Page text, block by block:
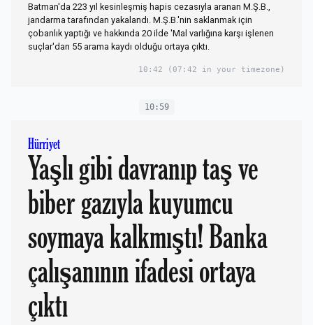
Batman'da 223 yıl kesinleşmiş hapis cezasıyla aranan M.Ş.B.,
jandarma tarafından yakalandı. M.Ş.B.'nin saklanmak için
çobanlık yaptığı ve hakkında 20 ilde 'Mal varlığına karşı işlenen
suçlar'dan 55 arama kaydı olduğu ortaya çıktı.
10:42 (07:42 in your timezone)
10:59
Hürriyet
Yaşlı gibi davranıp taş ve
biber gazıyla kuyumcu
soymaya kalkmıştı! Banka
çalışanının ifadesi ortaya
çıktı